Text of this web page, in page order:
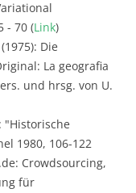
- 70 (Link)
Die
La geografia
und hrsg. von U.
"Historische
1980, 106-122
Crowdsourcing,
für